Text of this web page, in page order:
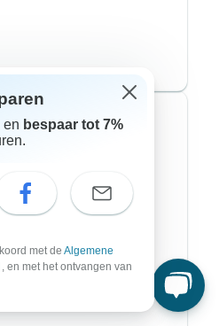
en bespaar tot 7%
met de Algemene
, en met het ontvangen van